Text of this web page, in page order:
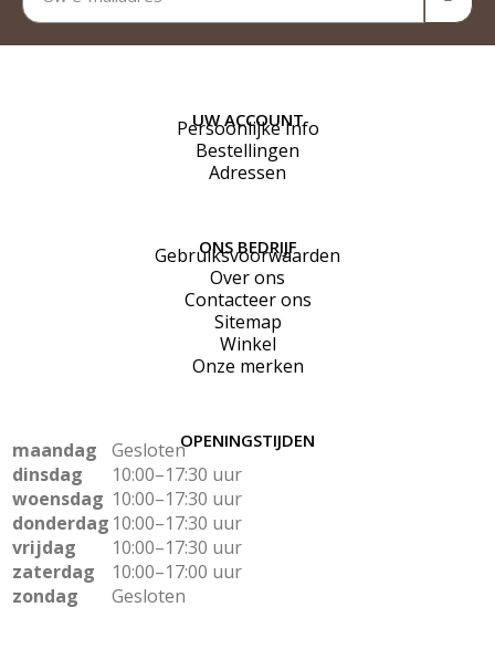
UW ACCOUNT
Persoonlijke Info
Bestellingen
Adressen
ONS BEDRIJF
Gebruiksvoorwaarden
Over ons
Contacteer ons
Sitemap
Winkel
Onze merken
OPENINGSTIJDEN
maandag
Gesloten
dinsdag
10:00–17:30 uur
woensdag 10:00–17:30 uur
donderdag 10:00–17:30 uur
vrijdag
10:00–17:30 uur
zaterdag
10:00–17:00 uur
zondag
Gesloten